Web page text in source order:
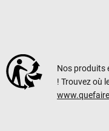
Nos produits
! Trouvez où